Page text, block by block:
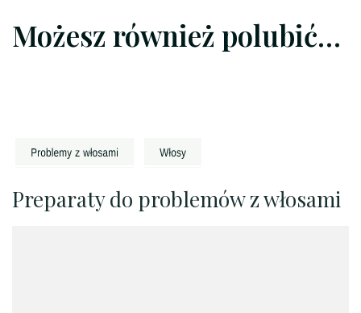
Możesz również polubić…
Preparaty do problemów z włosami